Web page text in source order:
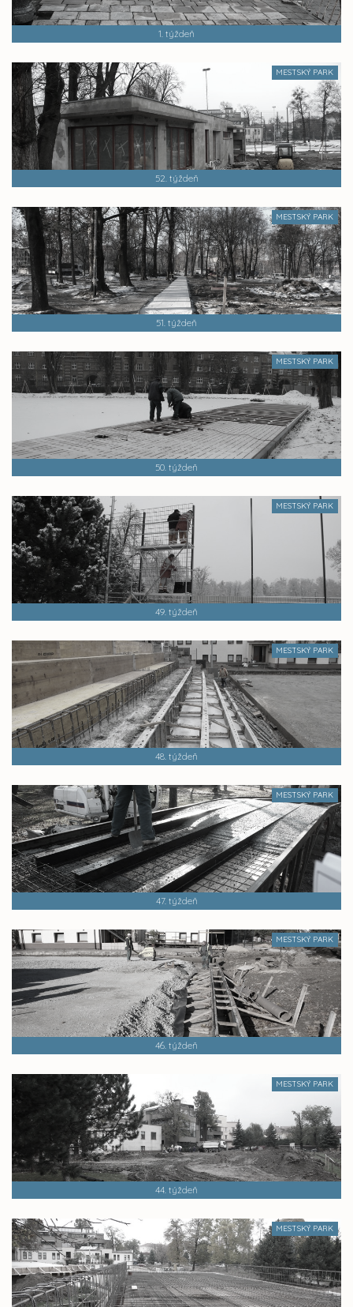
1. týždeň
MESTSKÝ PARK
52. týždeň
MESTSKÝ PARK
51. týždeň
MESTSKÝ PARK
50. týždeň
MESTSKÝ PARK
49. týždeň
MESTSKÝ PARK
48. týždeň
MESTSKÝ PARK
47. týždeň
MESTSKÝ PARK
46. týždeň
MESTSKÝ PARK
44. týždeň
MESTSKÝ PARK